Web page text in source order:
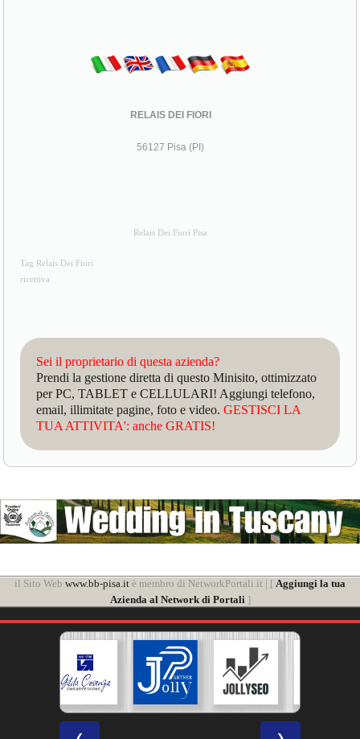
RELAIS DEI FIORI
56127 Pisa (PI)
Relais Dei Fiori Pisa
Tag Relais Dei Fiori
ricettiva
Sei il proprietario di questa azienda?
Prendi la gestione diretta di questo Minisito, ottimizzato
per PC, TABLET e CELLULARI! Aggiungi telefono,
email, illimitate pagine, foto e video.GESTISCI LA
TUA ATTIVITA': anche GRATIS!
il Sito Web www.bb-pisa.it è membro di NetworkPortali.it | [ Aggiungi la tua
Azienda al Network di Portali]